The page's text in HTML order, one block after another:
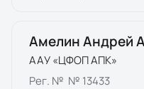
Амелин Андрей
ААУ «ЦФОП АПК»
Рег. № № 13433